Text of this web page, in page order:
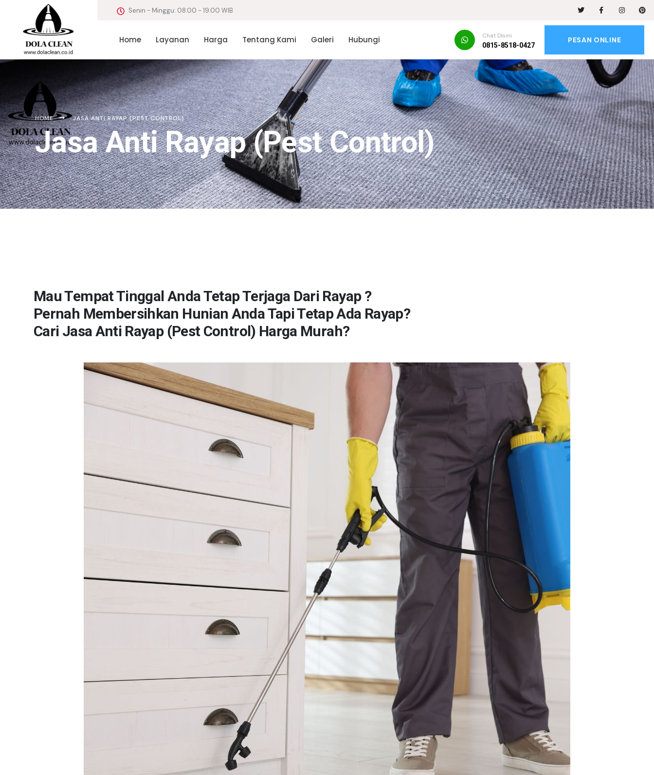
Senin - Minggu: 08.00 - 19.00 WIB
Home Layanan Harga Tentang Kami Galeri Hubungi
Chat Disini
0815-8518-0427
PESAN ONLINE
HOME JASA ANTI RAYAP (PEST CONTROL)
Jasa Anti Rayap (Pest Control)
Mau Tempat Tinggal Anda Tetap Terjaga Dari Rayap ?
Pernah Membersihkan Hunian Anda Tapi Tetap Ada Rayap?
Cari Jasa Anti Rayap (Pest Control) Harga Murah?